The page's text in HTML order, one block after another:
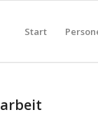
Start